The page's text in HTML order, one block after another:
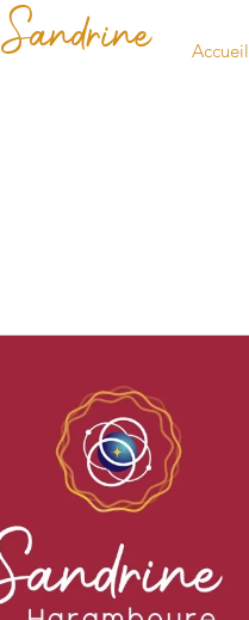
Sandrine Accueil